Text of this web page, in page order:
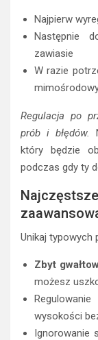
Najpierw
Następnie
zawiasie
W razie
Regulacja po
prób i błędów.
który będzie
podczas gdy ty
Unikaj typowych
Zbyt
możesz
wysokości
Ignorowanie